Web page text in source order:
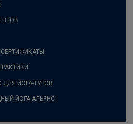
ДЛЯ ЙОГА-ТУРОВ
ЙОГА АЛЬЯНС